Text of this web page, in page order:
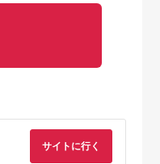
サイトに行く